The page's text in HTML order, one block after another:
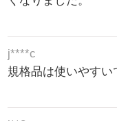
j****c
規格品は使いやすい